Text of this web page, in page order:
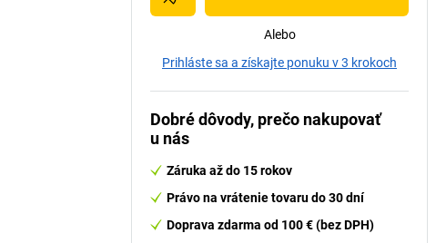
Alebo
Prihláste sa a získajte ponuku v 3 krokoch
Dobré dôvody, prečo nakupovať
u nás
Záruka až do 15 rokov
Právo na vrátenie tovaru do 30 dní
Doprava zdarma od 100 € (bez DPH)